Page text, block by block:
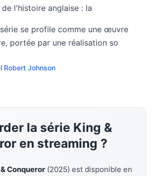
l'histoire anglaise : la
se profile comme une œuvre
portée par une réalisation so
Robert Johnson
la série King &
en streaming ?
Conqueror (2025) est disponible en